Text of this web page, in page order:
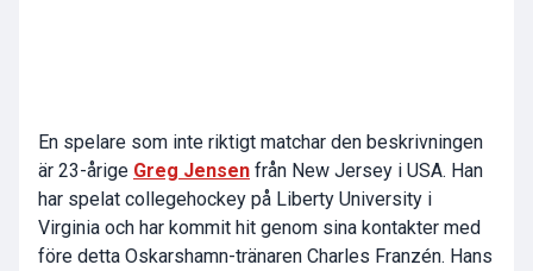
En spelare som inte riktigt matchar den beskrivningen
är 23-årige Greg Jensen från New Jersey i USA. Han
har spelat collegehockey på Liberty University i
Virginia och har kommit hit genom sina kontakter med
före detta Oskarshamn-tränaren Charles Franzén. Hans